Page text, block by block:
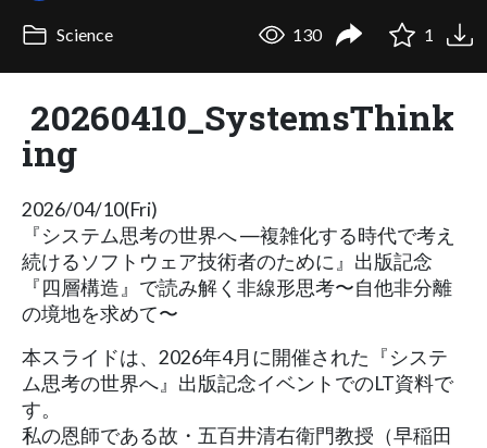
Science 130 1
20260410_SystemsThink
ing
2026/04/10(Fri)
『システム思考の世界へ ―複雑化する時代で考え
続けるソフトウェア技術者のために』出版記念
『四層構造』で読み解く非線形思考〜自他非分離
の境地を求めて〜
本スライドは、2026年4月に開催された『システ
ム思考の世界へ』出版記念イベントでのLT資料で
す。
私の恩師である故・五百井清右衛門教授（早稲田